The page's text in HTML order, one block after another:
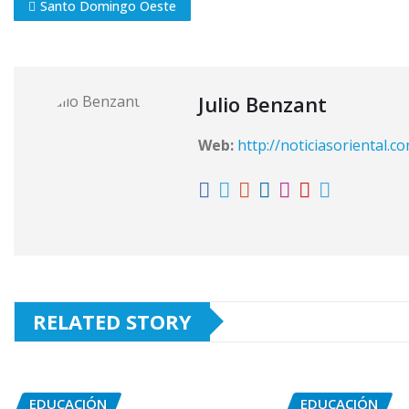
Santo Domingo Oeste
Julio Benzant
Web: http://
RELATED STORY
EDUCACIÓN EDUCACIÓN